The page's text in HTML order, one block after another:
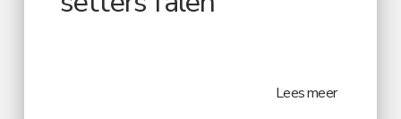
Lees meer